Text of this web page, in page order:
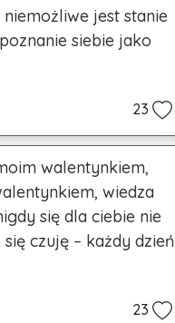
jest stanie
siebie jako
23
walentynkiem,
wiedza
się dla ciebie nie
czuję – każdy dzień
23